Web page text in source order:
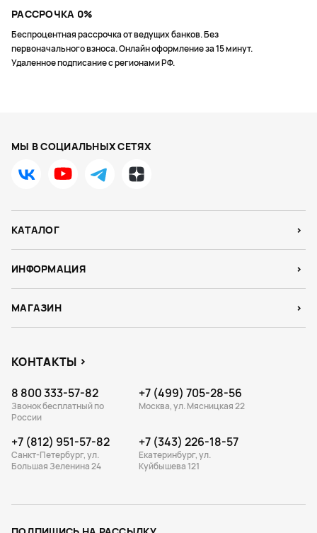
РАССРОЧКА 0%
Беспроцентная рассрочка от ведущих банков. Без
первоначального взноса. Онлайн оформление за 15 минут.
Удаленное подписание с регионами РФ.
МЫ В СОЦИАЛЬНЫХ СЕТЯХ
КАТАЛОГ
ИНФОРМАЦИЯ
МАГАЗИН
КОНТАКТЫ
8 800 333-57-82
Звонок бесплатный по
России
+7 (499) 705-28-56
Москва, ул. Мясницкая 22
+7 (812) 951-57-82
Санкт-Петербург, ул.
Большая Зеленина 24
+7 (343) 226-18-57
Екатеринбург, ул.
Куйбышева 121